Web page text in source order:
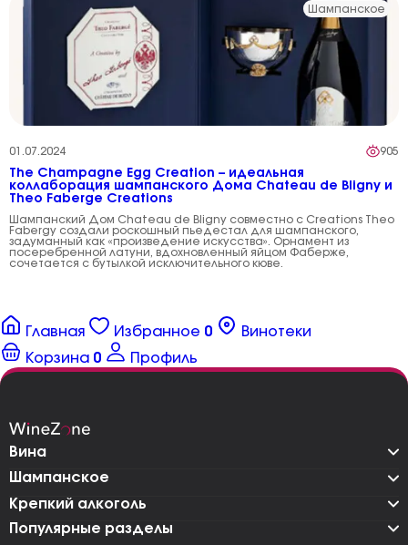
Шампанское
01.07.2024 905
The Champagne Egg Creation – идеальная
коллаборация шампанского Дома Chateau de Bligny и
Theo Faberge Creations
Шампанский Дом Chateau de Bligny совместно с Creations Theo
Fabergу создали роскошный пьедестал для шампанского,
задуманный как «произведение искусства». Орнамент из
посеребренной латуни, вдохновленный яйцом Фаберже,
сочетается с бутылкой исключительного кюве.
Главная Избранное 0
Винотеки
Корзина 0 Профиль
Вина
Шампанское
Крепкий алкоголь
Популярные разделы